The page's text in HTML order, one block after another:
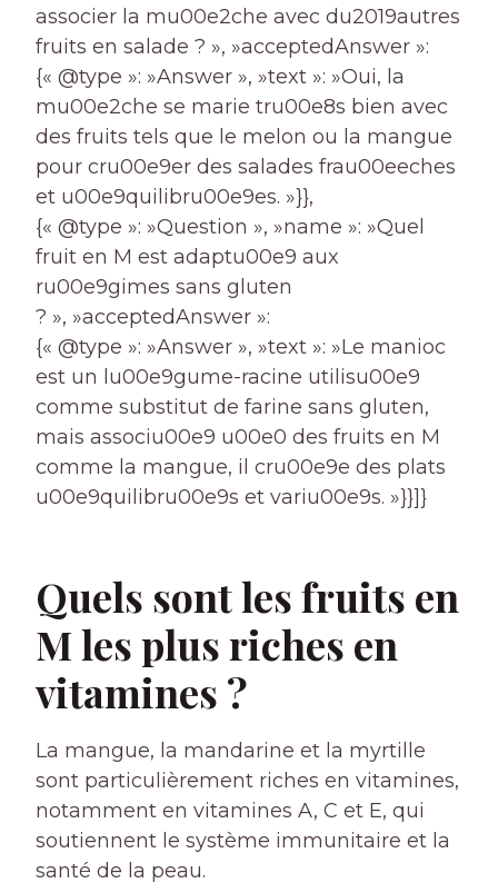
associer la mu00e2che avec du2019autres
fruits en salade ? », »acceptedAnswer »:
{« @type »: »Answer », »text »: »Oui, la
mu00e2che se marie tru00e8s bien avec
des fruits tels que le melon ou la mangue
pour cru00e9er des salades frau00eeches
et u00e9quilibru00e9es. »}},
{« @type »: »Question », »name »: »Quel
fruit en M est adaptu00e9 aux
ru00e9gimes sans gluten
? », »acceptedAnswer »:
{« @type »: »Answer », »text »: »Le manioc
est un lu00e9gume-racine utilisu00e9
comme substitut de farine sans gluten,
mais associu00e9 u00e0 des fruits en M
comme la mangue, il cru00e9e des plats
u00e9quilibru00e9s et variu00e9s. »}}]}
Quels sont les fruits en
M les plus riches en
vitamines ?
La mangue, la mandarine et la myrtille
sont particulièrement riches en vitamines,
notamment en vitamines A, C et E, qui
soutiennent le système immunitaire et la
santé de la peau.